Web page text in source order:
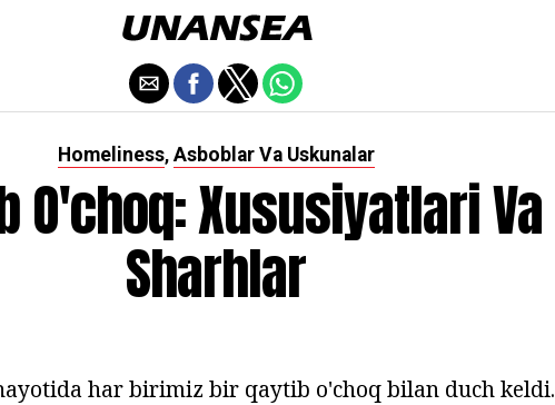
Homeliness, Asboblar Va Uskunalar
O'choq: Xususiyatlari Va
Sharhlar
har birimiz bir qaytib o'choq bilan duch keldi.